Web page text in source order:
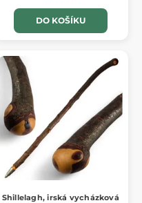
DO KOŠÍKU
Shillelagh, irská vycházková